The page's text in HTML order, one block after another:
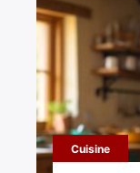
Cuisine